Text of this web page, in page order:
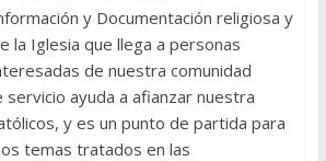
y Documentación religiosa y
la Iglesia que llega a personas
de nuestra comunidad
servicio ayuda a afianzar nuestra
y es un punto de partida para
temas tratados en las